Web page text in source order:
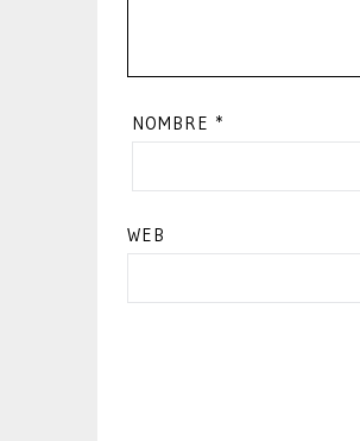
NOMBRE *
WEB